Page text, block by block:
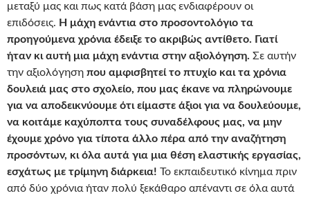
μεταξύ μας και πως κατά βάση μας ενδιαφέρουν οι
επιδόσεις. Η μάχη ενάντια στο προσοντολόγιο τα
προηγούμενα χρόνια έδειξε το ακριβώς αντίθετο. Γιατί
ήταν κι αυτή μια μάχη ενάντια στην αξιολόγηση. Σε αυτήν
την αξιολόγηση που αμφισβητεί το πτυχίο και τα χρόνια
δουλειά μας στο σχολείο, που μας έκανε να πληρώνουμε
για να αποδεικνύουμε ότι είμαστε άξιοι για να δουλεύουμε,
να κοιτάμε καχύποπτα τους συναδέλφους μας, να μην
έχουμε χρόνο για τίποτα άλλο πέρα από την αναζήτηση
προσόντων, κι όλα αυτά για μια θέση ελαστικής εργασίας,
εσχάτως με τρίμηνη διάρκεια! Το εκπαιδευτικό κίνημα πριν
από δύο χρόνια ήταν πολύ ξεκάθαρο απέναντι σε όλα αυτά